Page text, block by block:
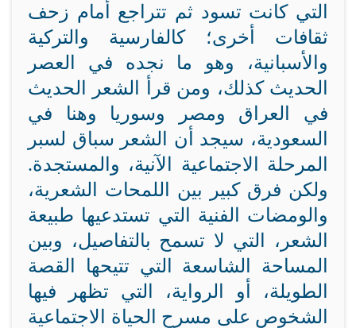
التي كانت تسود ثم تتراجع أمام زحف
ثقافات أخرى؛ كالفارسية والتركية
والأسبانية، وهو ما نجده في العصر
الحديث كذلك، ومن قرأ الشعر الحديث
في العراق ومصر وسوريا وهنا في
السعودية، سيجد أن الشعر سباق لسبر
المرحلة الاجتماعية الآنية، والمستجدة.
ولكن فرق كبير بين اللمحات الشعرية،
والومضات الفنية التي تستدعيها طبيعة
الشعر، التي لا تسمح بالتفاصيل، وبين
المساحة الشاسعة التي تتيحها القصة
الطويلة، أو الرواية، التي تظهر فيها
الشخوص على مسرح الحياة الاجتماعية